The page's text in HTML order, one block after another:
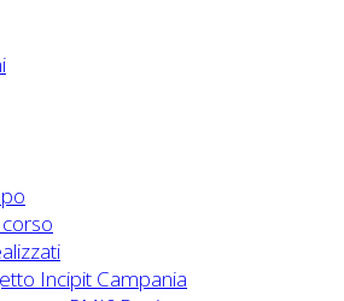
Incipit Campania